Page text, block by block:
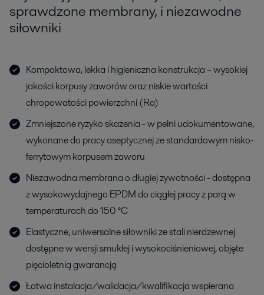
sprawdzone membrany, i niezawodne
siłowniki
Kompaktowa, lekka i higieniczna konstrukcja – wysokiej
jakości korpusy zaworów oraz niskie wartości
chropowatości powierzchni (Ra)
Zmniejszone ryzyko skażenia - w pełni udokumentowane,
wykonane do pracy aseptycznej ze standardowym nisko-
ferrytowym korpusem zaworu
Niezawodna membrana o długiej żywotności - dostępna
z wysokowydajnego EPDM do ciągłej pracy z parą w
temperaturach do 150 °C
Elastyczne, uniwersalne siłowniki ze stali nierdzewnej
dostępne w wersji smukłej i wysokociśnieniowej, objęte
pięcioletnią gwarancją
Łatwa instalacja/walidacja/kwalifikacja wspierana